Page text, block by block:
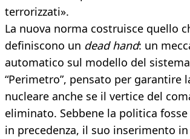
terrorizzati».
La nuova norma costruisce quello
definiscono un dead hand: un
automatico sul modello del
“Perimetro”, pensato per garantire
nucleare anche se il vertice del
eliminato. Sebbene la politica
in precedenza, il suo inserimento